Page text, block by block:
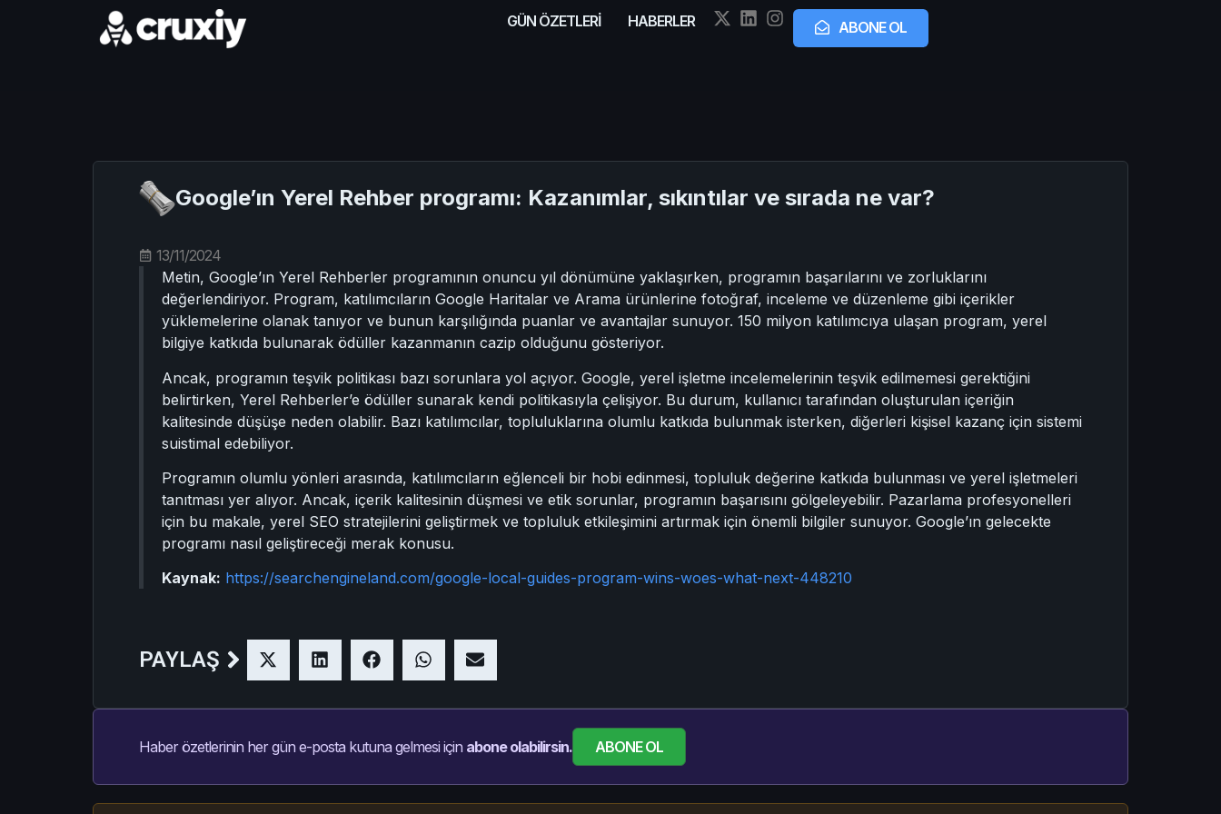
GÜN ÖZETLERİ HABERLER ABONE OL
Google’ın Yerel Rehber programı: Kazanımlar, sıkıntılar ve sırada ne var?
13/11/2024
Metin, Google’ın Yerel Rehberler programının onuncu yıl dönümüne yaklaşırken, programın başarılarını ve zorluklarını
değerlendiriyor. Program, katılımcıların Google Haritalar ve Arama ürünlerine fotoğraf, inceleme ve düzenleme gibi içerikler
yüklemelerine olanak tanıyor ve bunun karşılığında puanlar ve avantajlar sunuyor. 150 milyon katılımcıya ulaşan program, yerel
bilgiye katkıda bulunarak ödüller kazanmanın cazip olduğunu gösteriyor.
Ancak, programın teşvik politikası bazı sorunlara yol açıyor. Google, yerel işletme incelemelerinin teşvik edilmemesi gerektiğini
belirtirken, Yerel Rehberler’e ödüller sunarak kendi politikasıyla çelişiyor. Bu durum, kullanıcı tarafından oluşturulan içeriğin
kalitesinde düşüşe neden olabilir. Bazı katılımcılar, topluluklarına olumlu katkıda bulunmak isterken, diğerleri kişisel kazanç için sistemi
suistimal edebiliyor.
Programın olumlu yönleri arasında, katılımcıların eğlenceli bir hobi edinmesi, topluluk değerine katkıda bulunması ve yerel işletmeleri
tanıtması yer alıyor. Ancak, içerik kalitesinin düşmesi ve etik sorunlar, programın başarısını gölgeleyebilir. Pazarlama profesyonelleri
için bu makale, yerel SEO stratejilerini geliştirmek ve topluluk etkileşimini artırmak için önemli bilgiler sunuyor. Google’ın gelecekte
programı nasıl geliştireceği merak konusu.
Kaynak: https://searchengineland.com/google-local-guides-program-wins-woes-what-next-448210
PAYLAŞ
Haber özetlerinin her gün e-posta kutuna gelmesi için abone olabilirsin. ABONE OL